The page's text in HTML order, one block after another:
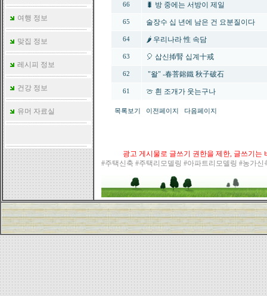
여행 정보
맞집 정보
레시피 정보
건강 정보
유머 자료실
66 🐛 방 중에는 서방이 제일
65 술장수 십 년에 남은 건 요분질이다
64 🌶️ 우리나라 性 속담
63 🎈 삽신揷腎 십계十戒
62 "왈" -春菩鎔鐵 秋子破石
61 🍈 흰 조개가 웃는구나
목록보기 이전페이지 다음페이지
광고 게시물로 글쓰기 권한을 제한, 글쓰기는
#주택신축 #주택리모델링 #아파트리모델링 #농가